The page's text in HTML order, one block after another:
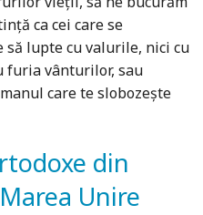
ca cei care se
să lupte cu valurile, nici cu
furia vânturilor, sau
care te slobozește
din
Unire